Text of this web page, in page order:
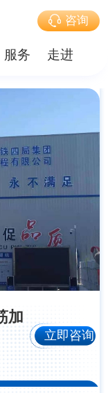
咨询
服务 走进
加
立即咨询